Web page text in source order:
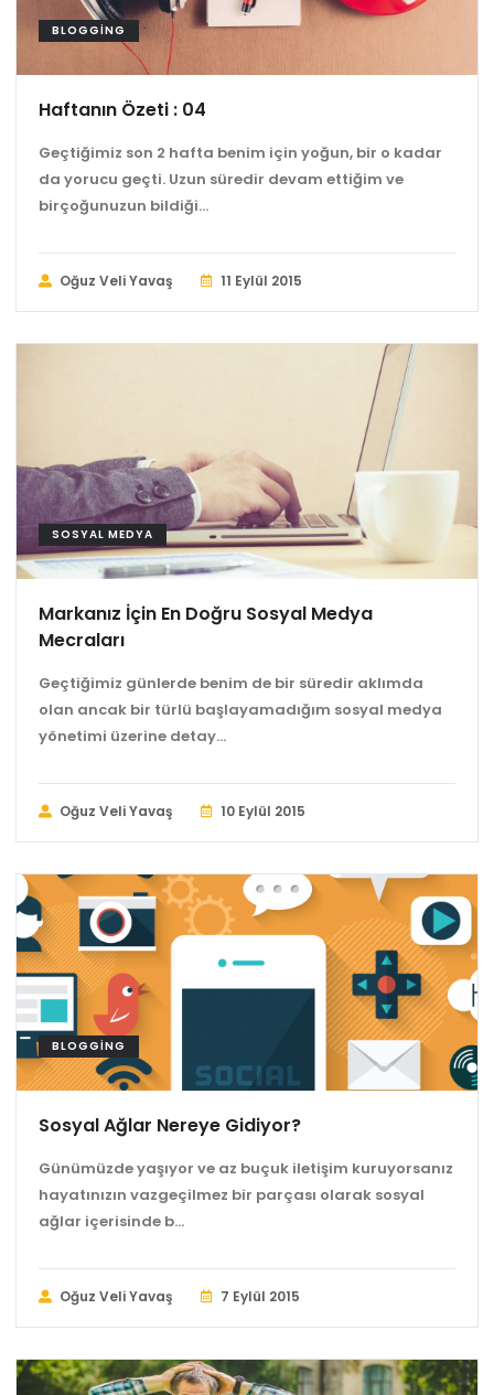
BLOGGING
Haftanın Özeti : 04
Geçtiğimiz son 2 hafta benim için yoğun, bir o kadar
da yorucu geçti. Uzun süredir devam ettiğim ve
birçoğunuzun bildiği...
Oğuz Veli Yavaş 11 Eylül 2015
SOSYAL MEDYA
Markanız İçin En Doğru Sosyal Medya
Mecraları
Geçtiğimiz günlerde benim de bir süredir aklımda
olan ancak bir türlü başlayamadığım sosyal medya
yönetimi üzerine detay...
Oğuz Veli Yavaş 10 Eylül 2015
BLOGGING
Sosyal Ağlar Nereye Gidiyor?
Günümüzde yaşıyor ve az buçuk iletişim kuruyorsanız
hayatınızın vazgeçilmez bir parçası olarak sosyal
ağlar içerisinde b...
Oğuz Veli Yavaş 7 Eylül 2015